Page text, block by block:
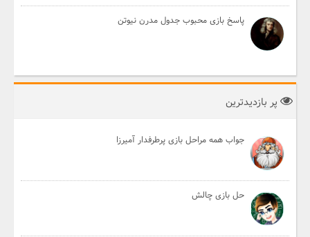
پاسخ بازی محبوب جدول مدرن نیوتن
پر بازدیدترین
جواب همه مراحل بازی پرطرفدار آمیرزا
حل بازی چالش